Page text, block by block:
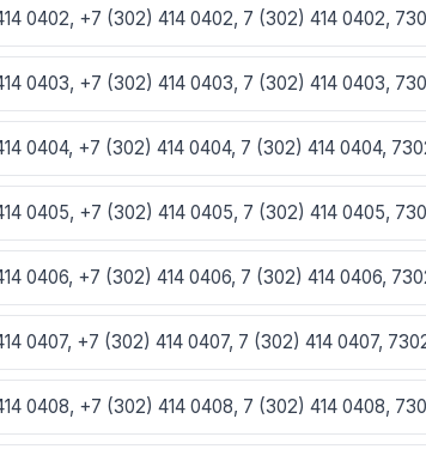
0402, +7 (302) 414 0402, 7 (302) 414 0402,
0403, +7 (302) 414 0403, 7 (302) 414 0403,
0404, +7 (302) 414 0404, 7 (302) 414 0404,
0405, +7 (302) 414 0405, 7 (302) 414 0405,
0406, +7 (302) 414 0406, 7 (302) 414 0406,
0407, +7 (302) 414 0407, 7 (302) 414 0407,
0408, +7 (302) 414 0408, 7 (302) 414 0408,